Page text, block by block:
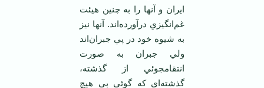
ايران و آنها را به چنين هيئت
غم‌انگيزي درآورده‌اند. آنها نيز
به شيوه خود در پي جبران‌اند
ولي جبران به صورت
انتقامجوئي از گذشته،
گذشته‌اي که گوئي بي هيچ